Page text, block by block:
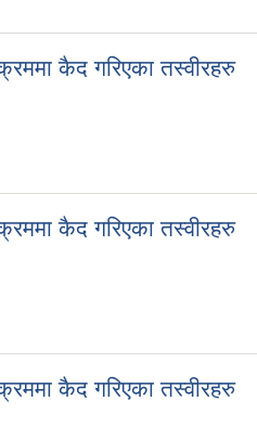
कैद गरिएका तस्वीरहरु
कैद गरिएका तस्वीरहरु
कैद गरिएका तस्वीरहरु